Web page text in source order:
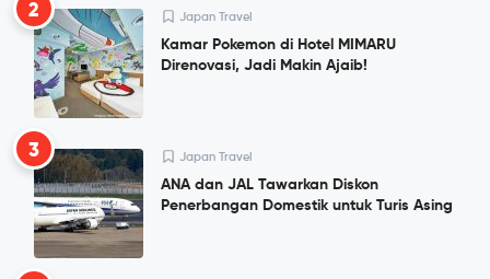
2 Japan Travel
Kamar Pokemon di Hotel MIMARU
Direnovasi, Jadi Makin Ajaib!
3 Japan Travel
ANA dan JAL Tawarkan Diskon
Penerbangan Domestik untuk Turis Asing